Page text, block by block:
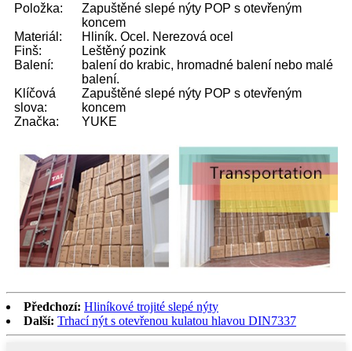
Položka:
Zapuštěné slepé nýty POP s otevřeným
koncem
Materiál:
Hliník. Ocel. Nerezová ocel
Finš:
Leštěný pozink
Balení:
balení do krabic, hromadné balení nebo malé
balení.
Klíčová
slova:
Zapuštěné slepé nýty POP s otevřeným
koncem
Značka:
YUKE
Předchozí: Hliníkové trojité slepé nýty
Další: Trhací nýt s otevřenou kulatou hlavou DIN7337